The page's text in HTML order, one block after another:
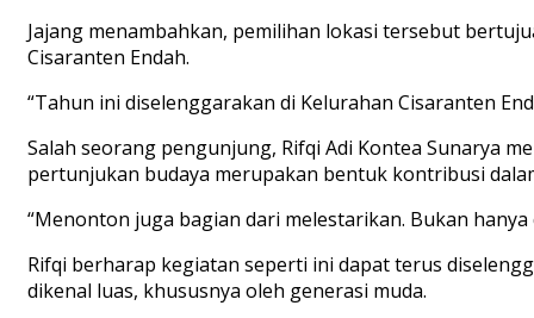
Jajang menambahkan, pemilihan lokasi tersebut
Cisaranten Endah.
“Tahun ini diselenggarakan di Kelurahan Cisaranten
Salah seorang pengunjung, Rifqi Adi Kontea Sunarya
pertunjukan budaya merupakan bentuk kontribusi
“Menonton juga bagian dari melestarikan. Bukan
Rifqi berharap kegiatan seperti ini dapat terus
dikenal luas, khususnya oleh generasi muda.